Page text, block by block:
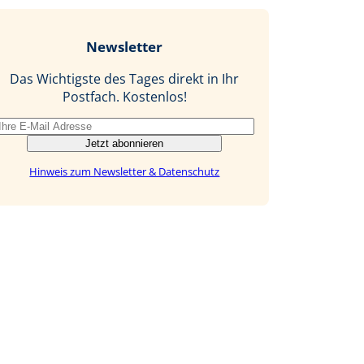
n
l
Newsletter
Das Wichtigste des Tages direkt in Ihr
Postfach. Kostenlos!
Jetzt abonnieren
Hinweis zum Newsletter & Datenschutz